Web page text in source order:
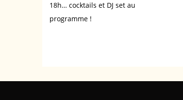
18h… cocktails et DJ set au
programme !